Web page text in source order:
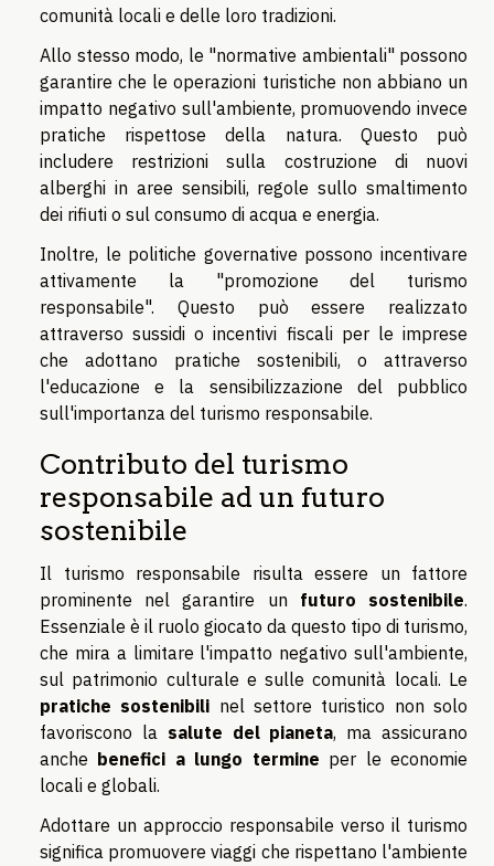
comunità locali e delle loro tradizioni.
Allo stesso modo, le "normative ambientali" possono
garantire che le operazioni turistiche non abbiano un
impatto negativo sull'ambiente, promuovendo invece
pratiche rispettose della natura. Questo può
includere restrizioni sulla costruzione di nuovi
alberghi in aree sensibili, regole sullo smaltimento
dei rifiuti o sul consumo di acqua e energia.
Inoltre, le politiche governative possono incentivare
attivamente la "promozione del turismo
responsabile". Questo può essere realizzato
attraverso sussidi o incentivi fiscali per le imprese
che adottano pratiche sostenibili, o attraverso
l'educazione e la sensibilizzazione del pubblico
sull'importanza del turismo responsabile.
Contributo del turismo
responsabile ad un futuro
sostenibile
Il turismo responsabile risulta essere un fattore
prominente nel garantire un futuro sostenibile.
Essenziale è il ruolo giocato da questo tipo di turismo,
che mira a limitare l'impatto negativo sull'ambiente,
sul patrimonio culturale e sulle comunità locali. Le
pratiche sostenibili nel settore turistico non solo
favoriscono la salute del pianeta, ma assicurano
anche benefici a lungo termine per le economie
locali e globali.
Adottare un approccio responsabile verso il turismo
significa promuovere viaggi che rispettano l'ambiente